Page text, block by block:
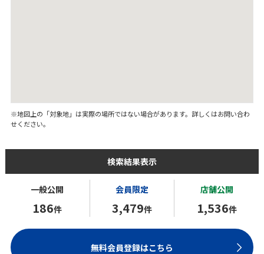
※地図上の「対象地」は実際の場所ではない場合があります。詳しくはお問い合わ
せください。
検索結果表示
一般公開
186件
会員限定
3,479件
店舗公開
1,536件
無料会員登録はこちら